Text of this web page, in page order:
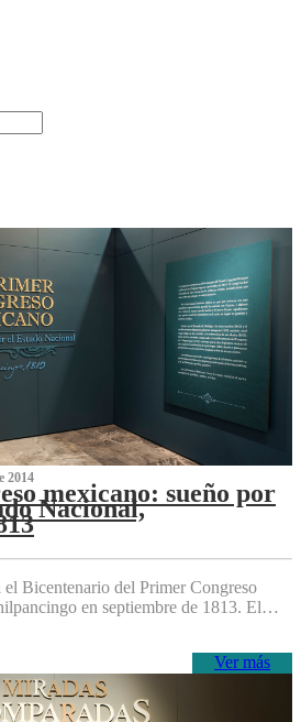
2014
mexicano: sueño por
Nacional,
Bicentenario del Primer Congreso
en septiembre de 1813. El…
Ver más